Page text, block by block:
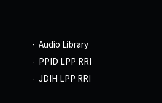
Audio Library
PPID LPP RRI
JDIH LPP RRI